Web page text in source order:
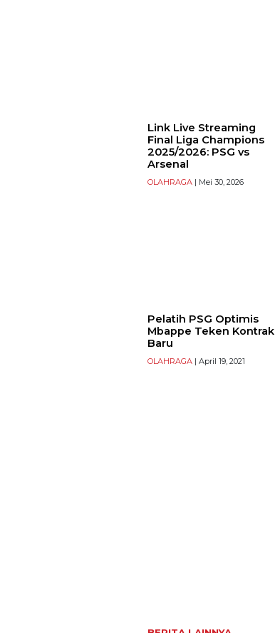
Link Live Streaming
Final Liga Champions
2025/2026: PSG vs
Arsenal
OLAHRAGA | Mei 30, 2026
Pelatih PSG Optimis
Mbappe Teken Kontrak
Baru
OLAHRAGA | April 19, 2021